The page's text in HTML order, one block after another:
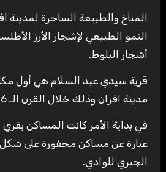
المناخ والطبيعة الساحرة لمدينة
النمو الطبيعي لإشجار الأرز
أشجار البلوط.
قرية سيدي عبد السلام هي أول
مدينة افران وذلك خلال القرن الـ 16 الميلادي.
في بداية الأمر كانت المساكن
عبارة عن مساكن محفورة على
الجيري للوادي.